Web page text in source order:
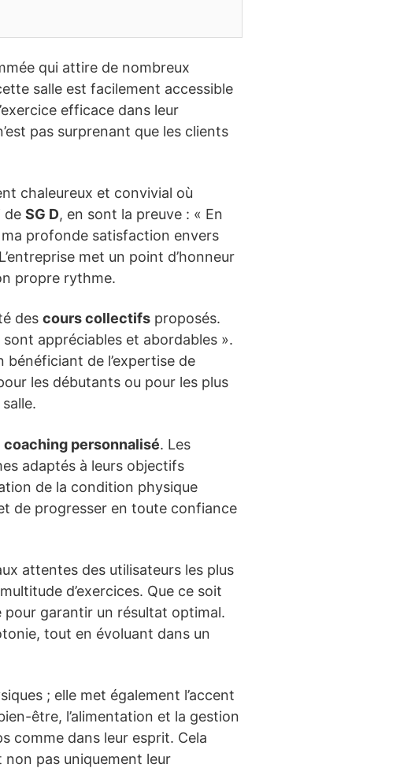
qui attire de nombreux
salle est facilement accessible
efficace dans leur
pas surprenant que les clients
chaleureux et convivial où
de SG D, en sont la preuve : « En
ma profonde satisfaction envers
met un point d’honneur
propre rythme.
des cours collectifs proposés.
appréciables et abordables ».
de l’expertise de
les débutants ou pour les plus
coaching personnalisé. Les
adaptés à leurs objectifs
de la condition physique
de progresser en toute confiance
attentes des utilisateurs les plus
d’exercices. Que ce soit
pour garantir un résultat optimal.
tout en évoluant dans un
; elle met également l’accent
être, l’alimentation et la gestion
comme dans leur esprit. Cela
pas uniquement leur